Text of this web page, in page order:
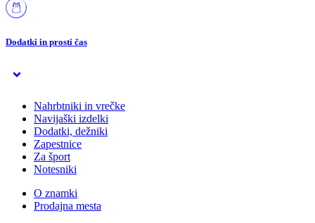
Dodatki in prosti čas
Nahrbtniki in vrečke
Navijaški izdelki
Dodatki, dežniki
Zapestnice
Za šport
Notesniki
O znamki
Prodajna mesta